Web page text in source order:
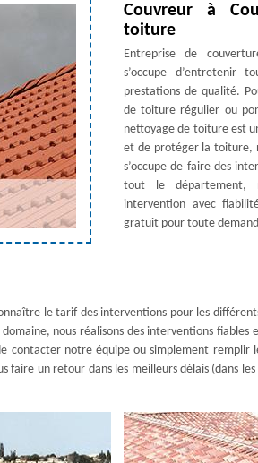
Couvreur à
toiture
Entreprise de
s’occupe d’entretenir
prestations de qualité.
de toiture régulier ou
nettoyage de toiture est
et de protéger la toiture,
s’occupe de faire des
tout le département,
intervention avec
gratuit pour toute
le tarif des interventions pour les
nous réalisons des interventions
contacter notre équipe ou simplement remplir
faire un retour dans les meilleurs délais (dans